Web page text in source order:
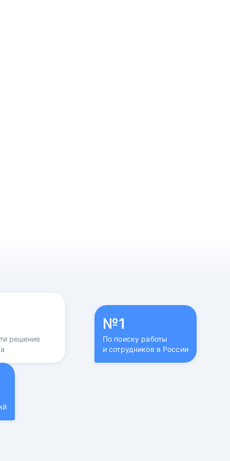
решение
№1
По поиску работы
и сотрудников в России